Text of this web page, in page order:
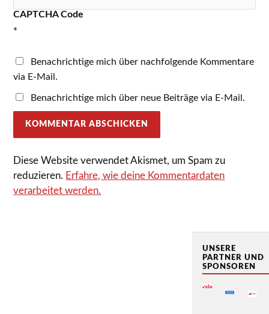
CAPTCHA Code
*
Benachrichtige mich über nachfolgende Kommentare
via E-Mail.
Benachrichtige mich über neue Beiträge via E-Mail.
Diese Website verwendet Akismet, um Spam zu
reduzieren. Erfahre, wie deine Kommentardaten
verarbeitet werden.
UNSERE
PARTNER UND
SPONSOREN